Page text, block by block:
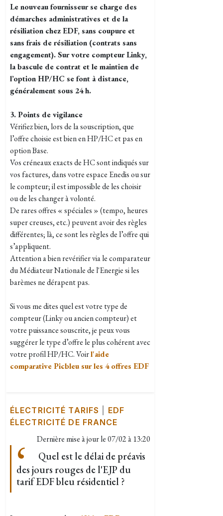
Le nouveau fournisseur se charge des
démarches administratives et de la
résiliation chez EDF, sans coupure et
sans frais de résiliation (contrats sans
engagement). Sur votre compteur Linky,
la bascule de contrat et le maintien de
l’option HP/HC se font à distance,
généralement sous 24 h.
3. Points de vigilance
Vérifiez bien, lors de la souscription, que
l’offre choisie est bien en HP/HC et pas en
option Base.
Vos créneaux exacts de HC sont indiqués sur
vos factures, dans votre espace Enedis ou sur
le compteur; il est impossible de les choisir
ou de les changer à volonté.
De rares offres « spéciales » (tempo, heures
super creuses, etc.) peuvent avoir des règles
différentes; là, ce sont les règles de l’offre qui
s’appliquent.
Attention a bien revérifier via le comparateur
du Médiateur Nationale de l'Energie si les
barèmes ne dérapent pas.
Si vous me dites quel est votre type de
compteur (Linky ou ancien compteur) et
votre puissance souscrite, je peux vous
suggérer le type d’offre le plus cohérent avec
votre profil HP/HC. Voirl'aide
comparative Picbleu sur les 4 offres EDF
ÉLECTRICITÉ TARIFS
EDF
ÉLECTRICITÉ DE FRANCE
Dernière mise à jour le07/02 à 13:20
Quel est le délai de préavis
des jours rouges de l'EJP du
tarif EDF bleu résidentiel ?